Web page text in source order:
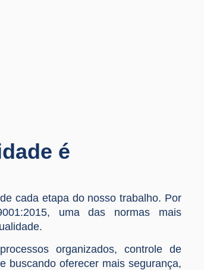
é
cada etapa do nosso trabalho. Por
uma das normas mais
organizados, controle de
buscando oferecer mais segurança,